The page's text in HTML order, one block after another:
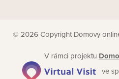
© 2026 Copyright Domovy
V rámci projektu
ve